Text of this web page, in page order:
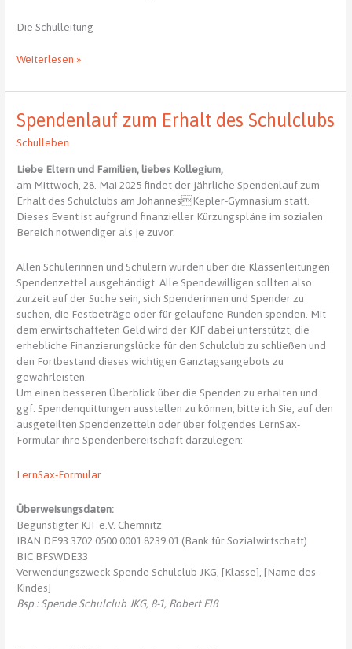
Die Schulleitung
Achtung
Weiterlesen »
Spendenlauf zum Erhalt des Schulclubs
Schulleben
Liebe Eltern und Familien, liebes Kollegium,
am Mittwoch, 28. Mai 2025 findet der jährliche Spendenlauf zum
Erhalt des Schulclubs am JohannesKepler-Gymnasium statt.
Dieses Event ist aufgrund finanzieller Kürzungspläne im sozialen
Bereich notwendiger als je zuvor.
Allen Schülerinnen und Schülern wurden über die Klassenleitungen
Spendenzettel ausgehändigt. Alle Spendewilligen sollten also
zurzeit auf der Suche sein, sich Spenderinnen und Spender zu
suchen, die Festbeträge oder für gelaufene Runden spenden. Mit
dem erwirtschafteten Geld wird der KJF dabei unterstützt, die
erhebliche Finanzierungslücke für den Schulclub zu schließen und
den Fortbestand dieses wichtigen Ganztagsangebots zu
gewährleisten.
Um einen besseren Überblick über die Spenden zu erhalten und
ggf. Spendenquittungen ausstellen zu können, bitte ich Sie, auf den
ausgeteilten Spendenzetteln oder über folgendes LernSax-
Formular ihre Spendenbereitschaft darzulegen:
LernSax-Formular
Überweisungsdaten:
Begünstigter KJF e.V. Chemnitz
IBAN DE93 3702 0500 0001 8239 01 (Bank für Sozialwirtschaft)
BIC BFSWDE33
Verwendungszweck Spende Schulclub JKG, [Klasse], [Name des
Kindes]
Bsp.: Spende Schulclub JKG, 8-1, Robert Elß